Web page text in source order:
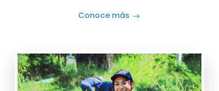
Conoce más